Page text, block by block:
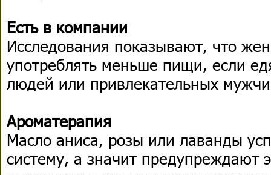
Есть в компании
Исследования показывают, что
употреблять меньше пищи, если
людей или привлекательных
Ароматерапия
Масло аниса, розы или лаванды
систему, а значит предупреждают